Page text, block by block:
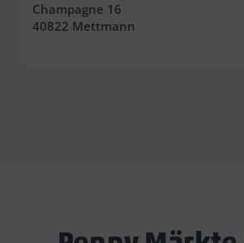
Champagne 16
40822 Mettmann